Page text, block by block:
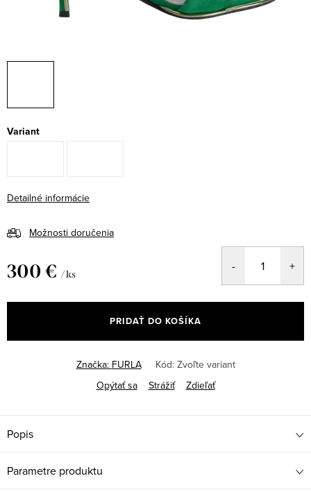
Variant
Detailné informácie
Možnosti doručenia
300 € / ks
cena:
PRIDAŤ DO KOŠÍKA
Značka: FURLA Kód: Zvoľte variant
Opýtať sa
Strážiť Zdieľať
Popis
Parametre produktu